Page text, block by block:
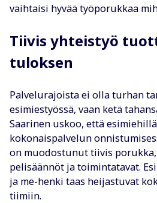
vaihtaisi hyvää työporukkaa
Tiivis yhteistyö
tuloksen
Palvelurajoista ei olla turhan
esimiestyössä, vaan ketä
Saarinen uskoo, että
kokonaispalvelun
on muodostunut tiivis
pelisäännöt ja toimintatavat.
ja me-henki taas heijastuvat
tiimiin.